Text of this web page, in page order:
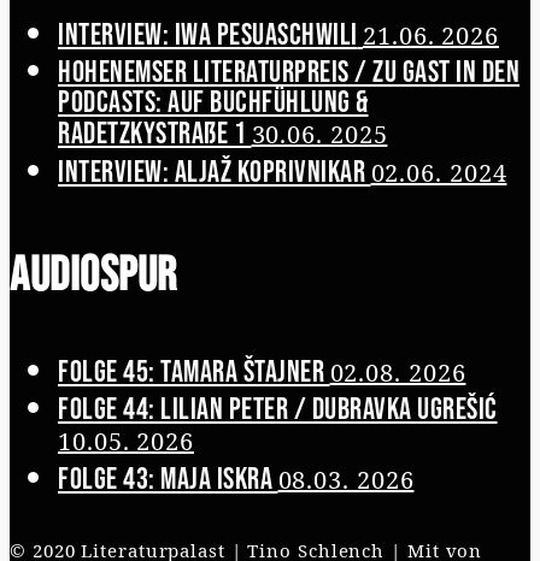
Interview: Iwa Pesuaschwili 21.06. 2026
Hohenemser Literaturpreis / Zu Gast in den
Podcasts: Auf Buchfühlung &
Radetzkystraße 1 30.06. 2025
Interview: Aljaž Koprivnikar 02.06. 2024
Audiospur
Folge 45: Tamara Štajner 02.08. 2026
Folge 44: Lilian Peter / Dubravka Ugrešić
10.05. 2026
Folge 43: Maja Iskra 08.03. 2026
© 2020 Literaturpalast | Tino Schlench | Mit von